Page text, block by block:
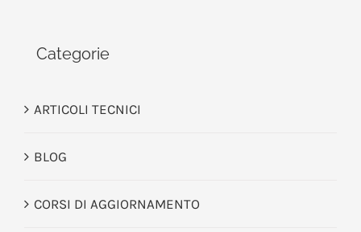
Categorie
ARTICOLI TECNICI
BLOG
CORSI DI AGGIORNAMENTO